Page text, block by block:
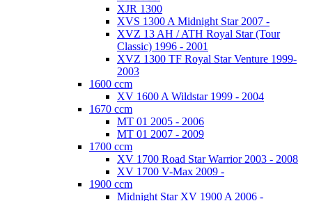
XJR 1300
XVS 1300 A Midnight Star 2007 -
XVZ 13 AH / ATH Royal Star (Tour
Classic) 1996 - 2001
XVZ 1300 TF Royal Star Venture 1999-
2003
1600 ccm
XV 1600 A Wildstar 1999 - 2004
1670 ccm
MT 01 2005 - 2006
MT 01 2007 - 2009
1700 ccm
XV 1700 Road Star Warrior 2003 - 2008
XV 1700 V-Max 2009 -
1900 ccm
Midnight Star XV 1900 A 2006 -